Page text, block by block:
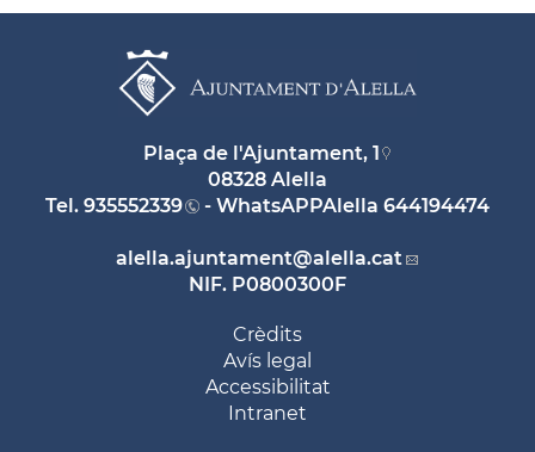
Plaça de l'Ajuntament, 1
08328 Alella
Tel. 935552339 - WhatsAPPAlella 644194474
alella.ajuntament@alella.cat
NIF. P0800300F
Crèdits
Avís legal
Accessibilitat
Intranet